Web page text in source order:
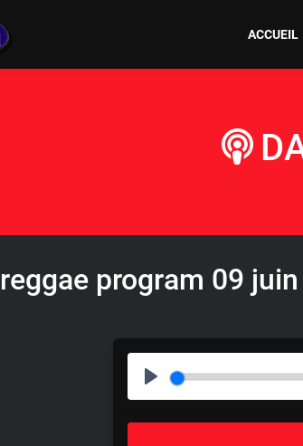
ACCUEIL
program 09
P
l